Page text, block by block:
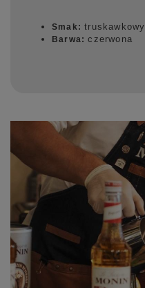
Smak: truskawkowy
Barwa:czerwona